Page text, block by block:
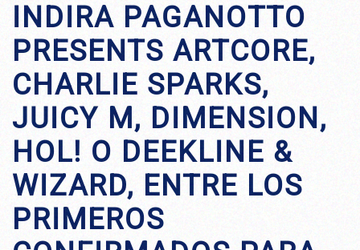
INDIRA PAGANOTTO
PRESENTS ARTCORE,
CHARLIE SPARKS,
JUICY M, DIMENSION,
HOL! O DEEKLINE &
WIZARD, ENTRE LOS
PRIMEROS